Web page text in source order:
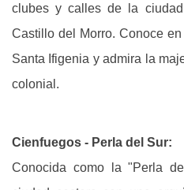
clubes y calles de la
Castillo del Morro. Conoce
Santa Ifigenia y admira la
colonial.
Cienfuegos - Perla del Sur:
Conocida como la "Perla